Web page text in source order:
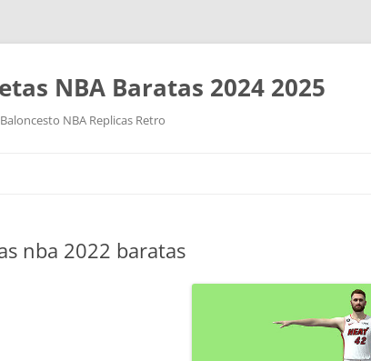
NBA Baratas 2024 2025
NBA Replicas Retro
nba 2022 baratas